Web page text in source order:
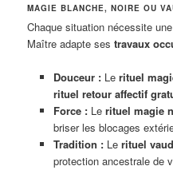
MAGIE BLANCHE, NOIRE OU
Chaque situation nécessite
Maître adapte sestravaux
Douceur :Le rituel
rituel retour affectif
Force :Le rituel magie
briser les blocages
Tradition :Le rituel
protection ancestrale de